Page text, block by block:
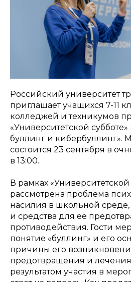
Российский университет
приглашает учащихся 7-11
колледжей и техникумов
«Университетской субботе»
буллинг и кибербуллинг».
состоится 23 сентября в
в 13:00.
В рамках «Университетской
рассмотрена проблема
насилия в школьной среде,
и средства для ее
противодействия. Гости
понятие «буллинг» и его
причины его
предотвращения и
результатом участия в